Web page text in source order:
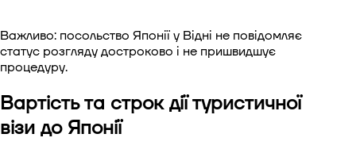
Важливо: посольство Японії у Відні не повідомляє
статус розгляду достроково і не пришвидшує
процедуру.
Вартість та строк дії туристичної
візи до Японії